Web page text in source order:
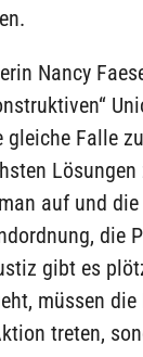
Nancy
gleiche Falle
Lösungen
auf und
die
gibt es
müssen
treten,